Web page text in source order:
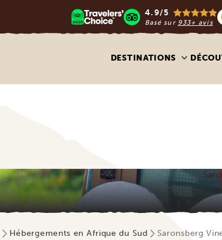
4.9/5
Basé sur 933+ avis
DESTINATIONS
Hébergements en Afrique du Sud Saronsberg